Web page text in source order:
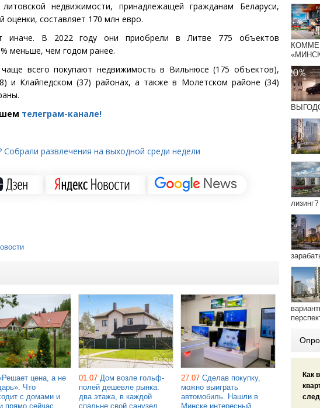
недвижимости, принадлежащей гражданам Беларуси,
оценки, составляет 170 млн евро.
иначе. В 2022 году они приобрели в Литве 775 объектов
меньше, чем годом ранее.
всего покупают недвижимость в Вильнюсе (175 объектов),
и Клайпедском (37) районах, а также в Молетском районе (34)
телеграм-канале!
развлечения на выходной среди недели
цена, а не
Что
с домами и
прямо сейчас
01.07 Дом возле гольф-
полей дешевле рынка:
два этажа, в каждой
спальне свой санузел.
27.07 Сделав покупку,
можно выиграть
автомобиль. Нашли в
Минске интересный
лизинг?
Как